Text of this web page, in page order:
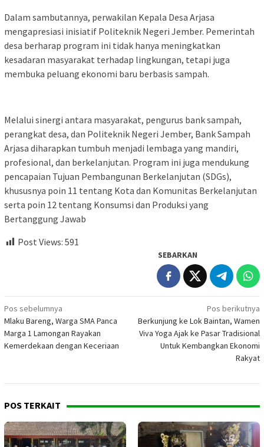
Dalam sambutannya, perwakilan Kepala Desa Arjasa
mengapresiasi inisiatif Politeknik Negeri Jember. Pemerintah
desa berharap program ini tidak hanya meningkatkan
kesadaran masyarakat terhadap lingkungan, tetapi juga
membuka peluang ekonomi baru berbasis sampah.
Melalui sinergi antara masyarakat, pengurus bank sampah,
perangkat desa, dan Politeknik Negeri Jember, Bank Sampah
Arjasa diharapkan tumbuh menjadi lembaga yang mandiri,
profesional, dan berkelanjutan. Program ini juga mendukung
pencapaian Tujuan Pembangunan Berkelanjutan (SDGs),
khususnya poin 11 tentang Kota dan Komunitas Berkelanjutan
serta poin 12 tentang Konsumsi dan Produksi yang
Bertanggung Jawab
Post Views: 591
SEBARKAN
Navigasi
pos
Pos sebelumnya
Mlaku Bareng, Warga SMA Panca
Marga 1 Lamongan Rayakan
Kemerdekaan dengan Keceriaan
Pos berikutnya
Berkunjung ke Lok Baintan, Wamen
Viva Yoga Ajak ke Pasar Tradisional
Untuk Kembangkan Ekonomi
Rakyat
POS TERKAIT